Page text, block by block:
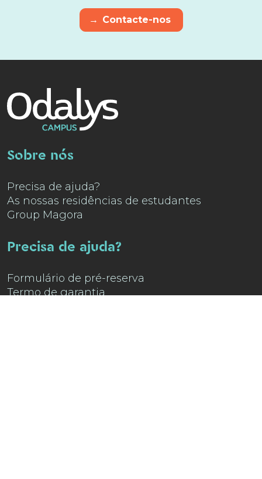
→ Contacte-nos
Sobre nós
Precisa de ajuda?
As nossas residências de estudantes
Group Magora
Precisa de ajuda?
Formulário de pré-reserva
Termo de garantia